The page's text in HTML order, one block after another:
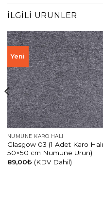
İLGILI ÜRÜNLER
Yeni
NUMUNE KARO HALI
Glasgow 03 (1 Adet Karo Halı
50×50 cm Numune Ürün)
89,00₺ (KDV Dahil)